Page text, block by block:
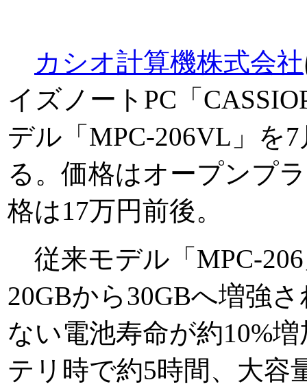
カシオ計算機株式会社
イズノートPC「
デル「MPC-206VL」を
る。価格はオープンプ
格は17万円前後。
従来モデル「MPC-
20GBから30GBへ増強
ない電池寿命が約10%
テリ時で約5時間、大容